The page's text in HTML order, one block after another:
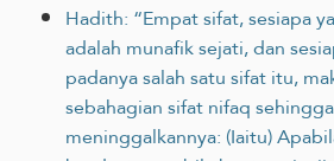
Hadith: “Empat sifat, sesiapa
adalah munafik sejati, dan
padanya salah satu sifat itu,
sebahagian sifat nifaq
meninggalkannya: (Iaitu)